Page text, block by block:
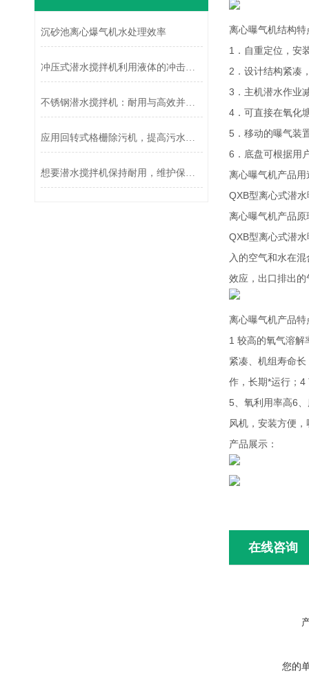
离心曝气机结构特
1．自重定位，安
2．设计结构紧凑
3．主机潜水作业
4．可直接在氧化
5．移动的曝气装
6．底盘可根据用
离心曝气机产品用
QXB型离心式潜
离心曝气机产品原
QXB型离心式潜
入的空气和水在
效应，出口排出
离心曝气机产品特
1 较高的氧气溶解
紧凑、机组寿命
作，长期*运行；
5、氧利用率高6
风机，安装方便
产品展示：
在线咨询
您的
沉砂池离心爆气机水处理效率
冲压式潜水搅拌机利用液体的冲击动能进行搅拌
不锈钢潜水搅拌机：耐用与高效并存的水下“动力引擎”
应用回转式格栅除污机，提高污水处理效率
想要潜水搅拌机保持耐用，维护保养不可少